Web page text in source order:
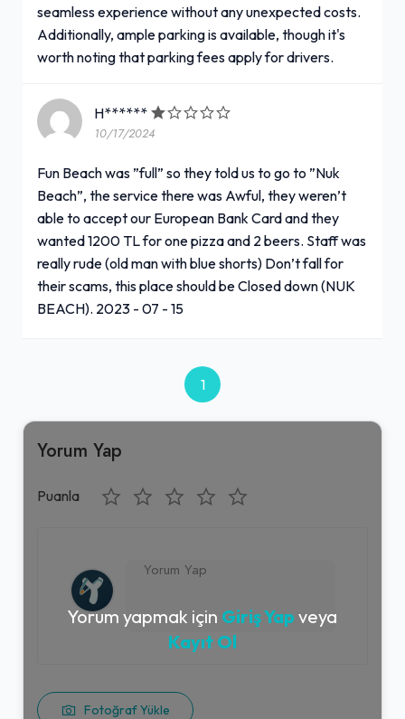
seamless experience without any unexpected costs.
Additionally, ample parking is available, though it's
worth noting that parking fees apply for drivers.
H******
10/17/2024
Fun Beach was ”full” so they told us to go to ”Nuk
Beach”, the service there was Awful, they weren’t
able to accept our European Bank Card and they
wanted 1200 TL for one pizza and 2 beers. Staff was
really rude (old man with blue shorts) Don’t fall for
their scams, this place should be Closed down (NUK
BEACH). 2023 - 07 - 15
1
Yorum Yap
Puanla
Fotoğraf Yükle
Yorum yapmak için Giriş Yap veya
Kayıt Ol